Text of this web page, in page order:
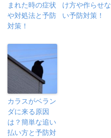
まれた時の症状
や対処法と予防
対策！
け方や作らせな
い予防対策！
カラスがベラン
ダに来る原因
は？簡単な追い
払い方と予防対